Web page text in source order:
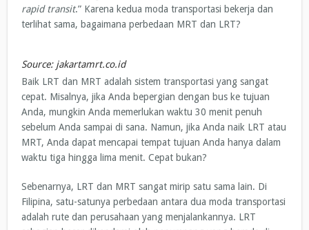
rapid transit.” Karena kedua moda transportasi bekerja dan
terlihat sama, bagaimana perbedaan MRT dan LRT?
Source: jakartamrt.co.id
Baik LRT dan MRT adalah sistem transportasi yang sangat
cepat. Misalnya, jika Anda bepergian dengan bus ke tujuan
Anda, mungkin Anda memerlukan waktu 30 menit penuh
sebelum Anda sampai di sana. Namun, jika Anda naik LRT atau
MRT, Anda dapat mencapai tempat tujuan Anda hanya dalam
waktu tiga hingga lima menit. Cepat bukan?
Sebenarnya, LRT dan MRT sangat mirip satu sama lain. Di
Filipina, satu-satunya perbedaan antara dua moda transportasi
adalah rute dan perusahaan yang menjalankannya. LRT